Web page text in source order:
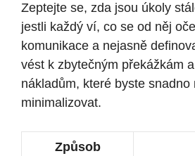
Zeptejte se, zda jsou úkoly
jestli každý ví, co se od něj
komunikace a nejasně
vést k zbytečným překážkám
nákladům, které byste snadno
minimalizovat.
Způsob